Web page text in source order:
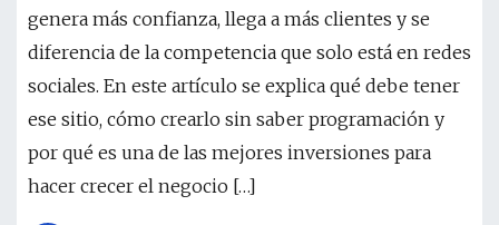
genera más confianza, llega a más clientes y se
diferencia de la competencia que solo está en redes
sociales. En este artículo se explica qué debe tener
ese sitio, cómo crearlo sin saber programación y
por qué es una de las mejores inversiones para
hacer crecer el negocio […]